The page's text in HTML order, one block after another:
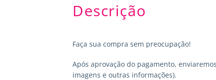
Descrição
Faça sua compra sem preocupação!
Após aprovação do pagamento,
imagens e outras informações).